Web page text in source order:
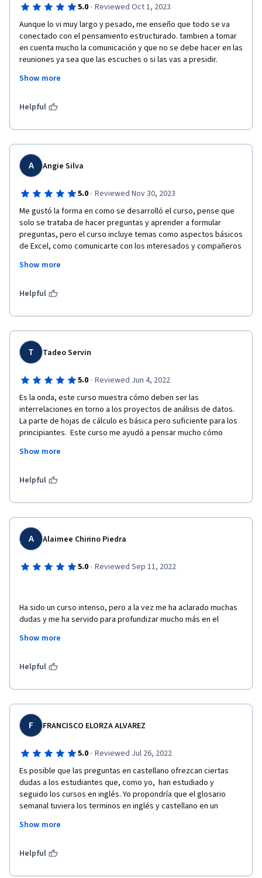
5.0 · Reviewed Oct 1, 2023
Aunque lo vi muy largo y pesado, me enseño que todo se va
conectado con el pensamiento estructurado. tambien a tomar
en cuenta mucho la comunicación y que no se debe hacer en las
reuniones ya sea que las escuches o si las vas a presidir.
auqnue en esa practica del convertir y contar las frecuencias
en las hojas de calculo :)
Show more
Helpful
A Angie Silva
5.0 · Reviewed Nov 30, 2023
Me gustó la forma en como se desarrolló el curso, pense que
solo se trataba de hacer preguntas y aprender a formular
preguntas, pero el curso incluye temas como aspectos básicos
de Excel, como comunicarte con los interesados y compañeros
se va a trabajar. Asimismo, me gusta los ejemplos prácticos
desde la práctica.
Show more
Helpful
T Tadeo Servin
5.0 · Reviewed Jun 4, 2022
Es la onda, este curso muestra cómo deben ser las
interrelaciones en torno a los proyectos de análisis de datos.
La parte de hojas de cálculo es básica pero suficiente para los
principiantes.  Este curso me ayudó a pensar mucho cómo
para comenzar a describir el problema. ¡Sí esta bueno, esto no
Show more
Helpful
A Alaimee Chirino Piedra
5.0 · Reviewed Sep 11, 2022
Ha sido un curso intenso, pero a la vez me ha aclarado muchas
dudas y me ha servido para profundizar mucho más en el
análisis de datos. El trabajo directo con las hojas de cálculo las
visualizaciones de las mismas a través de gráficos,  los
un  abanico de posibilidades  y de enseñanza que  serán de
Show more
Helpful
F FRANCISCO ELORZA ALVAREZ
5.0 · Reviewed Jul 26, 2022
Es posible que las preguntas en castellano ofrezcan ciertas
dudas a los estudiantes que, como yo,  han estudiado y
seguido los cursos en inglés. Yo propondría que el glosario
semanal tuviera los terminos en inglés y castellano en un
mismo archivo de manera que sea facíl para los estudiantes
correlacionar los términos en ambas lenguas que significan lo
Show more
Helpful